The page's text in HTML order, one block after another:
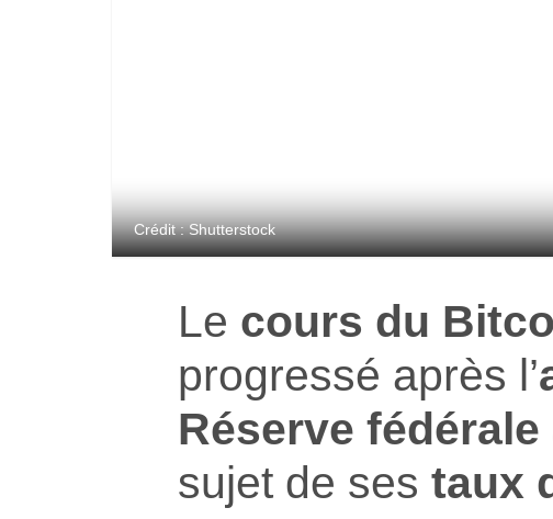
Crédit : Shutterstock
Le cours du
progressé après l’
Réserve
sujet de ses taux